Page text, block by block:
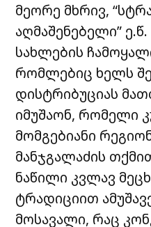
მეორე მხრივ,
აღმაშენებელი”
სახლების
რომლებიც ხელს
დისტრიბუციას
იმუშაონ, რომელი
მომგებიანი
მანჯგალაძის
ნაწილი კვლავ
ტრადიციით
მოსავალი, რაც